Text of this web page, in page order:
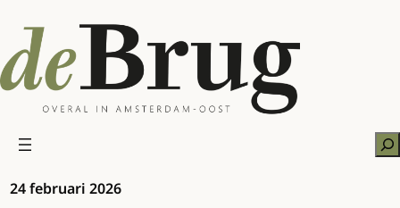
naar
de
inhoud
24 februari 2026